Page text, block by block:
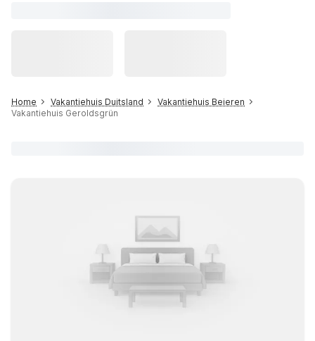
Home Vakantiehuis Duitsland
Vakantiehuis Beieren
Vakantiehuis Geroldsgrün